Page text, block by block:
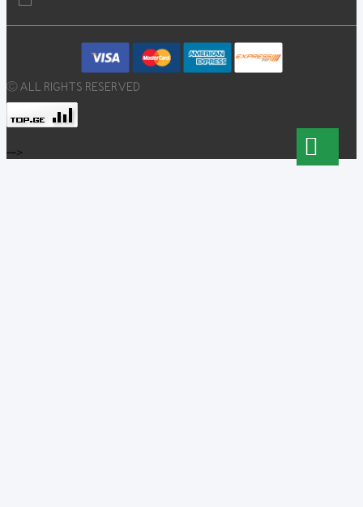
© ALL RIGHTS RESERVED
-->